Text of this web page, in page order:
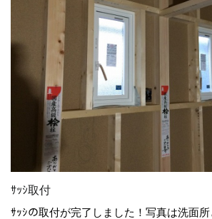
ｻｯｼ取付
ｻｯｼの取付が完了しました！写真は洗面所